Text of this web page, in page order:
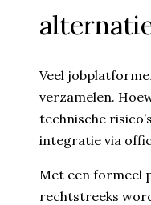
Veel
verzamelen.
technische
integratie via
Met een formeel
rechtstreeks